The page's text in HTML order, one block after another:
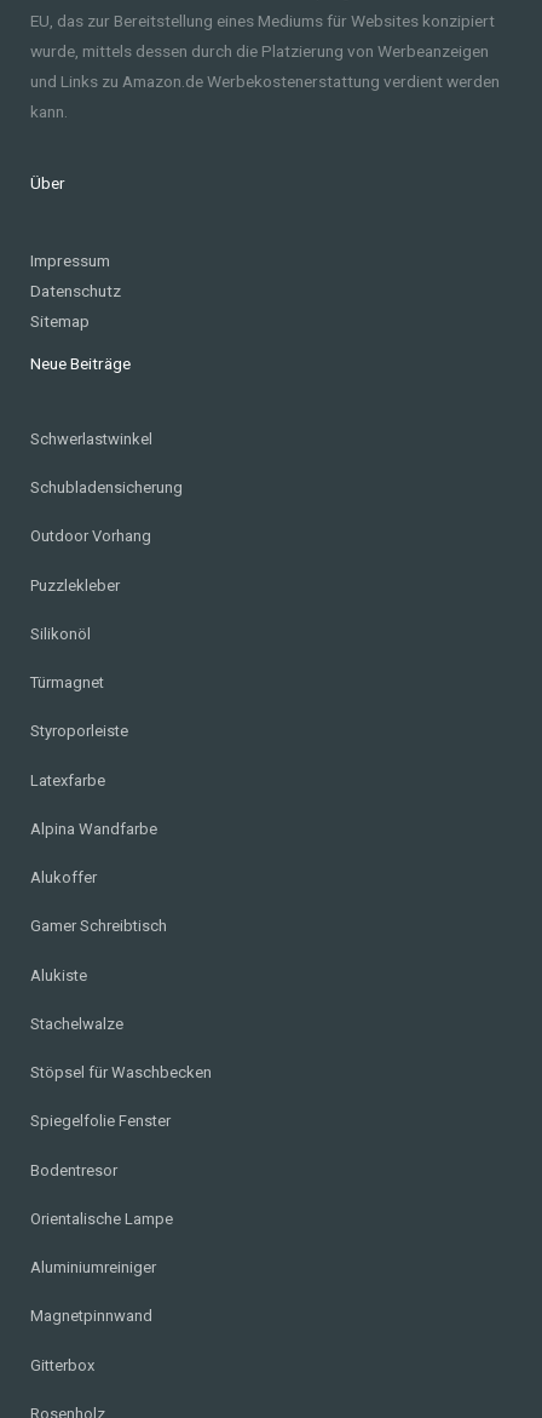
EU, das zur Bereitstellung eines Mediums für Websites konzipiert
wurde, mittels dessen durch die Platzierung von Werbeanzeigen
und Links zu Amazon.de Werbekostenerstattung verdient werden
kann.
Über
Impressum
Datenschutz
Sitemap
Neue Beiträge
Schwerlastwinkel
Schubladensicherung
Outdoor Vorhang
Puzzlekleber
Silikonöl
Türmagnet
Styroporleiste
Latexfarbe
Alpina Wandfarbe
Alukoffer
Gamer Schreibtisch
Alukiste
Stachelwalze
Stöpsel für Waschbecken
Spiegelfolie Fenster
Bodentresor
Orientalische Lampe
Aluminiumreiniger
Magnetpinnwand
Gitterbox
Rosenholz